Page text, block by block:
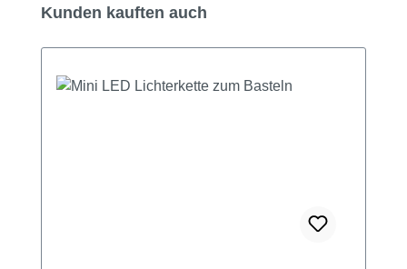
Produktgalerie überspringen
Kunden kauften auch